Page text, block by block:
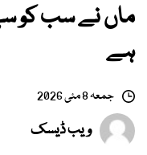
ماں نے سب کو
ہے
جمعہ 8 مئی 2026
ویب ڈیسک